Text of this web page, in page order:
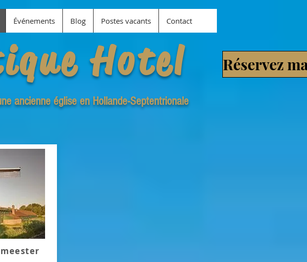
Événements Blog Postes vacants Contact
Hotel
ancienne église en Hollande-Septentrionale